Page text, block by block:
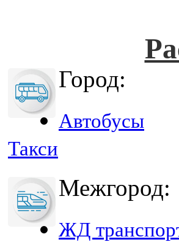
Город:
Автобусы
Такси
Межгород:
ЖД